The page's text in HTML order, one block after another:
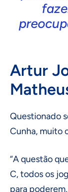
Artur
Questionado
Cunha, muito
“A questão
C, todos os
para